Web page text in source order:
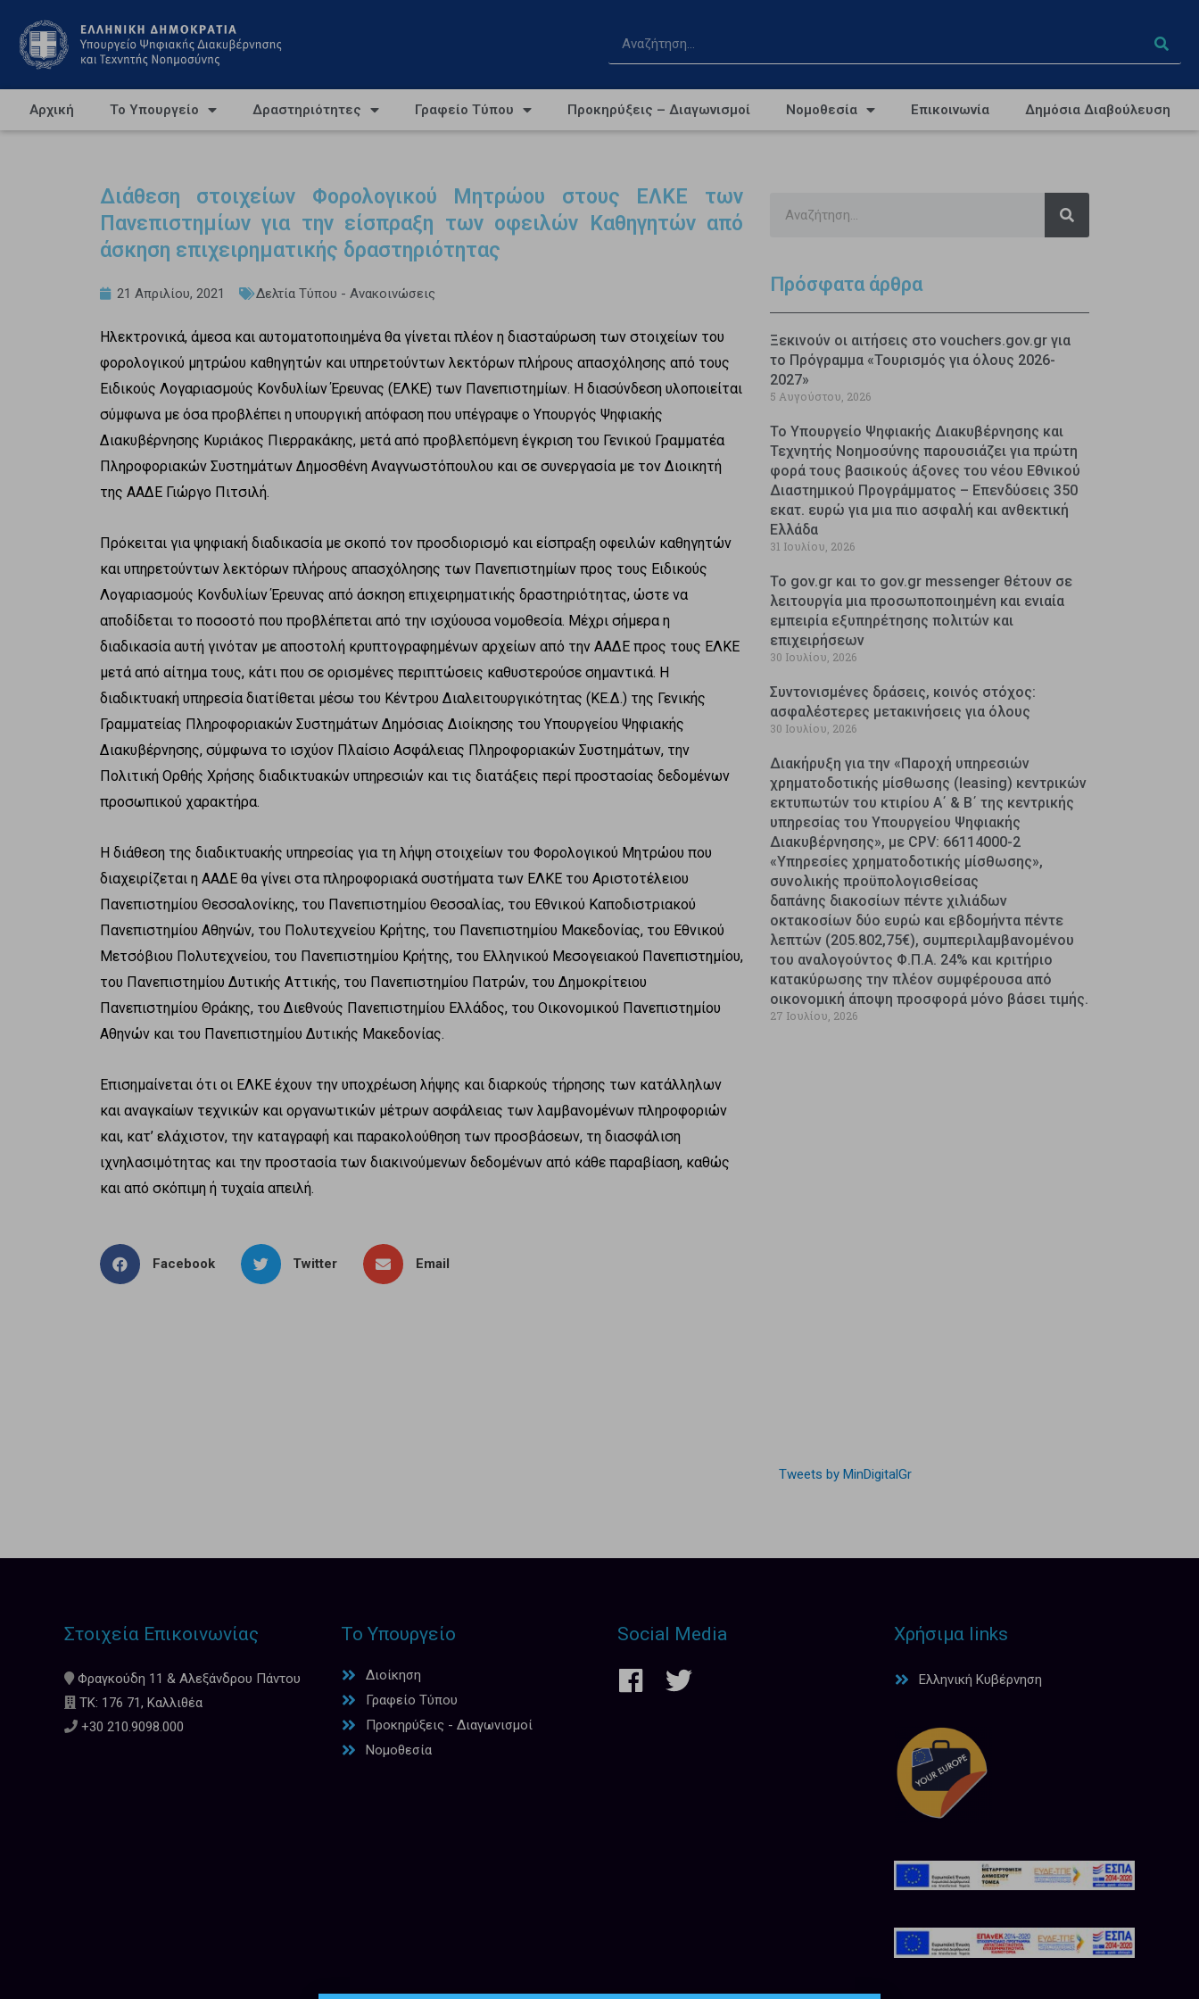
Αρχική Το Υπουργείο Δραστηριότητες Γραφείο Τύπου Προκηρύξεις – Διαγωνισμοί Νομοθεσία Επικοινωνία Δημόσια Διαβούλευση
Διάθεση στοιχείων Φορολογικού Μητρώου στους ΕΛΚΕ των
Πανεπιστημίων για την είσπραξη των οφειλών Καθηγητών από
άσκηση επιχειρηματικής δραστηριότητας
21 Απριλίου, 2021 Δελτία Τύπου - Ανακοινώσεις
Ηλεκτρονικά, άμεσα και αυτοματοποιημένα θα γίνεται πλέον η διασταύρωση των στοιχείων του
φορολογικού μητρώου καθηγητών και υπηρετούντων λεκτόρων πλήρους απασχόλησης από τους
Ειδικούς Λογαριασμούς Κονδυλίων Έρευνας (ΕΛΚΕ) των Πανεπιστημίων. Η διασύνδεση υλοποιείται
σύμφωνα με όσα προβλέπει η υπουργική απόφαση που υπέγραψε ο Υπουργός Ψηφιακής
Διακυβέρνησης Κυριάκος Πιερρακάκης, μετά από προβλεπόμενη έγκριση του Γενικού Γραμματέα
Πληροφοριακών Συστημάτων Δημοσθένη Αναγνωστόπουλου και σε συνεργασία με τον Διοικητή
της ΑΑΔΕ Γιώργο Πιτσιλή.
Πρόκειται για ψηφιακή διαδικασία με σκοπό τον προσδιορισμό και είσπραξη οφειλών καθηγητών
και υπηρετούντων λεκτόρων πλήρους απασχόλησης των Πανεπιστημίων προς τους Ειδικούς
Λογαριασμούς Κονδυλίων Έρευνας από άσκηση επιχειρηματικής δραστηριότητας, ώστε να
αποδίδεται το ποσοστό που προβλέπεται από την ισχύουσα νομοθεσία. Μέχρι σήμερα η
διαδικασία αυτή γινόταν με αποστολή κρυπτογραφημένων αρχείων από την ΑΑΔΕ προς τους ΕΛΚΕ
μετά από αίτημα τους, κάτι που σε ορισμένες περιπτώσεις καθυστερούσε σημαντικά. Η
διαδικτυακή υπηρεσία διατίθεται μέσω του Κέντρου Διαλειτουργικότητας (ΚΕ.Δ.) της Γενικής
Γραμματείας Πληροφοριακών Συστημάτων Δημόσιας Διοίκησης του Υπουργείου Ψηφιακής
Διακυβέρνησης, σύμφωνα το ισχύον Πλαίσιο Ασφάλειας Πληροφοριακών Συστημάτων, την
Πολιτική Ορθής Χρήσης διαδικτυακών υπηρεσιών και τις διατάξεις περί προστασίας δεδομένων
προσωπικού χαρακτήρα.
Η διάθεση της διαδικτυακής υπηρεσίας για τη λήψη στοιχείων του Φορολογικού Μητρώου που
διαχειρίζεται η ΑΑΔΕ θα γίνει στα πληροφοριακά συστήματα των ΕΛΚΕ του Αριστοτέλειου
Πανεπιστημίου Θεσσαλονίκης, του Πανεπιστημίου Θεσσαλίας, του Εθνικού Καποδιστριακού
Πανεπιστημίου Αθηνών, του Πολυτεχνείου Κρήτης, του Πανεπιστημίου Μακεδονίας, του Εθνικού
Μετσόβιου Πολυτεχνείου, του Πανεπιστημίου Κρήτης, του Ελληνικού Μεσογειακού Πανεπιστημίου,
του Πανεπιστημίου Δυτικής Αττικής, του Πανεπιστημίου Πατρών, του Δημοκρίτειου
Πανεπιστημίου Θράκης, του Διεθνούς Πανεπιστημίου Ελλάδος, του Οικονομικού Πανεπιστημίου
Αθηνών και του Πανεπιστημίου Δυτικής Μακεδονίας.
Επισημαίνεται ότι οι ΕΛΚΕ έχουν την υποχρέωση λήψης και διαρκούς τήρησης των κατάλληλων
και αναγκαίων τεχνικών και οργανωτικών μέτρων ασφάλειας των λαμβανομένων πληροφοριών
και, κατ’ ελάχιστον, την καταγραφή και παρακολούθηση των προσβάσεων, τη διασφάλιση
ιχνηλασιμότητας και την προστασία των διακινούμενων δεδομένων από κάθε παραβίαση, καθώς
και από σκόπιμη ή τυχαία απειλή.
Facebook Twitter Email
Πρόσφατα άρθρα
Ξεκινούν οι αιτήσεις στο vouchers.gov.gr για
το Πρόγραμμα «Τουρισμός για όλους 2026-
2027»
5 Αυγούστου, 2026
Το Υπουργείο Ψηφιακής Διακυβέρνησης και
Τεχνητής Νοημοσύνης παρουσιάζει για πρώτη
φορά τους βασικούς άξονες του νέου Εθνικού
Διαστημικού Προγράμματος – Επενδύσεις 350
εκατ. ευρώ για μια πιο ασφαλή και ανθεκτική
Ελλάδα
31 Ιουλίου, 2026
Το gov.gr και το gov.gr messenger θέτουν σε
λειτουργία μια προσωποποιημένη και ενιαία
εμπειρία εξυπηρέτησης πολιτών και
επιχειρήσεων
30 Ιουλίου, 2026
Συντονισμένες δράσεις, κοινός στόχος:
ασφαλέστερες μετακινήσεις για όλους
30 Ιουλίου, 2026
Διακήρυξη για την «Παροχή υπηρεσιών
χρηματοδοτικής μίσθωσης (leasing) κεντρικών
εκτυπωτών του κτιρίου Α΄ & Β΄ της κεντρικής
υπηρεσίας του Υπουργείου Ψηφιακής
Διακυβέρνησης», με CPV: 66114000-2
«Υπηρεσίες χρηματοδοτικής μίσθωσης»,
συνολικής προϋπολογισθείσας
δαπάνης διακοσίων πέντε χιλιάδων
οκτακοσίων δύο ευρώ και εβδομήντα πέντε
λεπτών (205.802,75€), συμπεριλαμβανομένου
του αναλογούντος Φ.Π.Α. 24% και κριτήριο
κατακύρωσης την πλέον συμφέρουσα από
οικονομική άποψη προσφορά μόνο βάσει τιμής.
27 Ιουλίου, 2026
Tweets by MinDigitalGr
Στοιχεία Επικοινωνίας
Φραγκούδη 11 & Αλεξάνδρου Πάντου
ΤΚ: 176 71, Καλλιθέα
+30 210.9098.000
Το Υπουργείο
Διοίκηση
Γραφείο Τύπου
Προκηρύξεις - Διαγωνισμοί
Νομοθεσία
Social Media Χρήσιμα links
Ελληνική Κυβέρνηση